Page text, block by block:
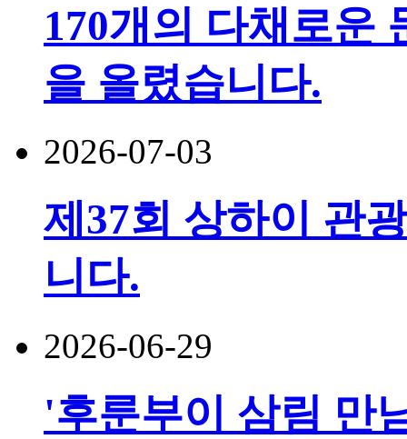
170개의 다채로운
을 올렸습니다.
2026-07-03
제37회 상하이 관
니다.
2026-06-29
'후룬부이 삼림 만